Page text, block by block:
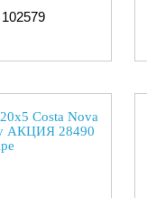
Costa Nova
АКЦИЯ 28490